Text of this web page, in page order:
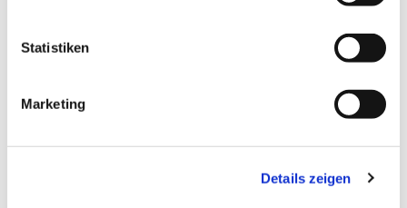
Statistiken
Marketing
Details zeigen